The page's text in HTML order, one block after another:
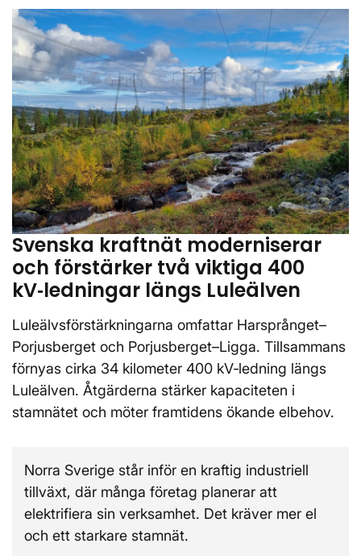
Svenska kraftnät moderniserar
och förstärker två viktiga 400
kV‑ledningar längs Luleälven
Luleälvsförstärkningarna omfattar Harsprånget–
Porjusberget och Porjusberget–Ligga. Tillsammans
förnyas cirka 34 kilometer 400 kV‑ledning längs
Luleälven. Åtgärderna stärker kapaciteten i
stamnätet och möter framtidens ökande elbehov.
Norra Sverige står inför en kraftig industriell
tillväxt, där många företag planerar att
elektrifiera sin verksamhet. Det kräver mer el
och ett starkare stamnät.